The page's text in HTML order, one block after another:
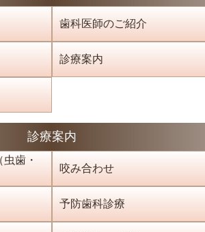
歯科医師のご紹介
診療案内
診療案内
歯・
咬み合わせ
予防歯科診療